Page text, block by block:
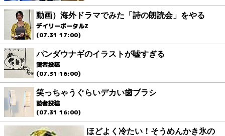
動画）海外ドラマでみた「詩の朗読会」をやる
デイリーポータルZ
(07.31 17:00)
パンダウナギのイラストが嘘すぎる
読者投稿
(07.31 16:00)
笑っちゃうぐらいデカい歯ブラシ
読者投稿
(07.31 16:00)
ほどよく冷たい！そうめんかき氷の